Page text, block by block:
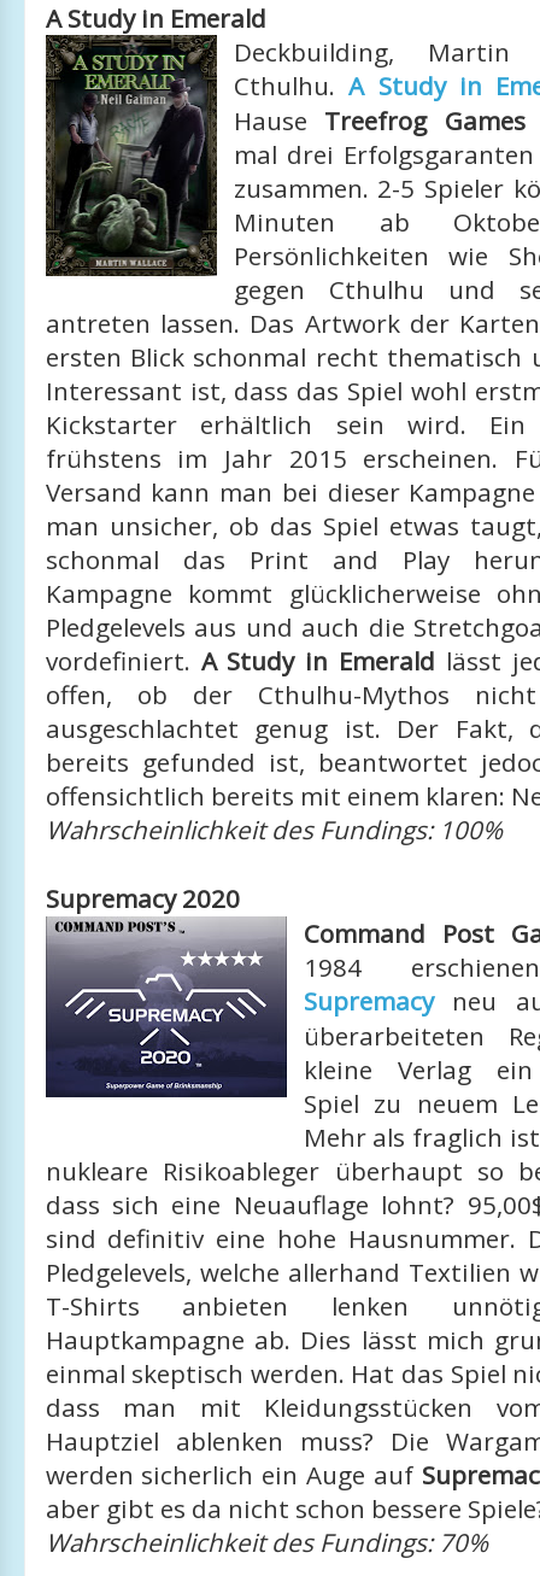
A Study in Emerald
Deckbuilding, Martin
Cthulhu.A Study in
Hause Treefrog Games
mal drei
zusammen. 2-5 Spieler
Minuten ab
Persönlichkeiten wie
gegen Cthulhu und
antreten lassen. Das Artwork der
ersten Blick schonmal recht thematisch
Interessant ist, dass das Spiel wohl
Kickstarter erhältlich sein wird.
frühstens im Jahr 2015 erscheinen.
Versand kann man bei dieser
man unsicher, ob das Spiel etwas
schonmal das Print and Play
Kampagne kommt glücklicherweise
Pledgelevels aus und auch die
vordefiniert. A Study in Emerald lässt
offen, ob der Cthulhu-Mythos
ausgeschlachtet genug ist. Der Fakt,
bereits gefunded ist, beantwortet
offensichtlich bereits mit einem klaren:
Wahrscheinlichkeit des Fundings: 100%
Supremacy 2020
Command Post
1984
Supremacy neu
überarbeiteten
kleine Verlag
Spiel zu neuem
Mehr als fraglich
nukleare Risikoableger überhaupt so
dass sich eine Neuauflage lohnt?
sind definitiv eine hohe Hausnummer.
Pledgelevels, welche allerhand Textilien
T-Shirts anbieten lenken
Hauptkampagne ab. Dies lässt mich
einmal skeptisch werden. Hat das Spiel
dass man mit Kleidungsstücken
Hauptziel ablenken muss? Die
werden sicherlich ein Auge auf
aber gibt es da nicht schon bessere
Wahrscheinlichkeit des Fundings: 70%